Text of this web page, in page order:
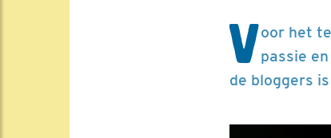
Voor het
passie
de bloggers